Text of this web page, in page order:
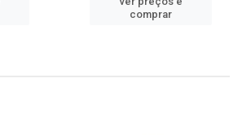
comprar